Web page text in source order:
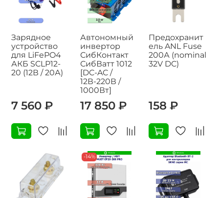
Зарядное
устройство
для LiFePO4
АКБ SCLP12-
20 (12В / 20А)
7 560 ₽
Автономный
инвертор
СибКонтакт
СибВатт 1012
[DC-AC /
12В-220В /
1000Вт]
17 850 ₽
Предохранит
ель ANL Fuse
200А (nominal
32V DC)
158 ₽
-14%